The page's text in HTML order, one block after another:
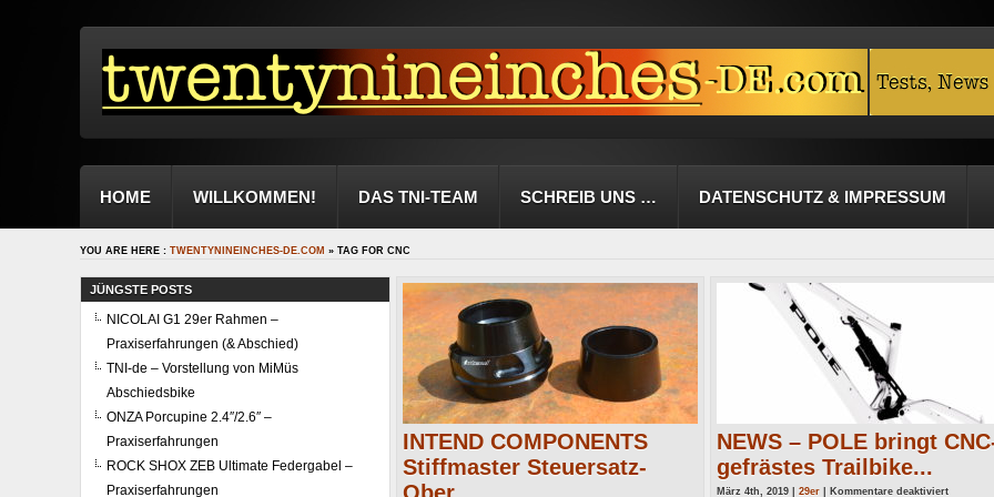
HOME WILLKOMMEN! DAS TNI-TEAM SCHREIB UNS … DATENSCHUTZ & IMPRESSUM
YOU ARE HERE : TWENTYNINEINCHES-DE.COM » TAG FOR CNC
JÜNGSTE POSTS
NICOLAI G1 29er Rahmen –
Praxiserfahrungen (& Abschied)
TNI-de – Vorstellung von MiMüs
Abschiedsbike
ONZA Porcupine 2.4″/2.6″ –
Praxiserfahrungen
ROCK SHOX ZEB Ultimate Federgabel –
Praxiserfahrungen
INTEND COMPONENTS
Stiffmaster Steuersatz-
NEWS – POLE bringt
gefrästes Trailbike...
März 4th, 2019 | 29er Kommentare deaktiviertfür